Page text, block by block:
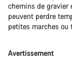
chemins de gravier
peuvent perdre
petites marches ou
Avertissement